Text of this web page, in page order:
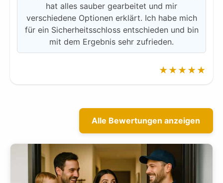
hat alles sauber gearbeitet und mir
verschiedene Optionen erklärt. Ich habe mich
für ein Sicherheitsschloss entschieden und bin
mit dem Ergebnis sehr zufrieden.
★★★★★
Alle Bewertungen anzeigen